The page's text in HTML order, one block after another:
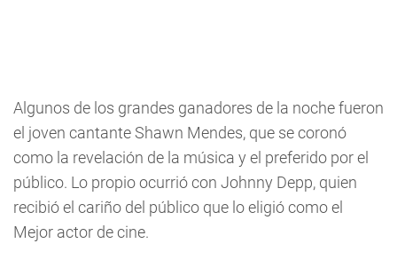
Algunos de los grandes ganadores de la noche fueron
el joven cantante Shawn Mendes, que se coronó
como la revelación de la música y el preferido por el
público. Lo propio ocurrió con Johnny Depp, quien
recibió el cariño del público que lo eligió como el
Mejor actor de cine.